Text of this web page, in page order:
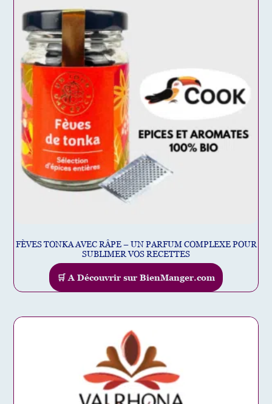
FÈVES TONKA AVEC RÂPE – UN PARFUM COMPLEXE POUR
SUBLIMER VOS RECETTES
🛒 A Découvrir sur BienManger.com